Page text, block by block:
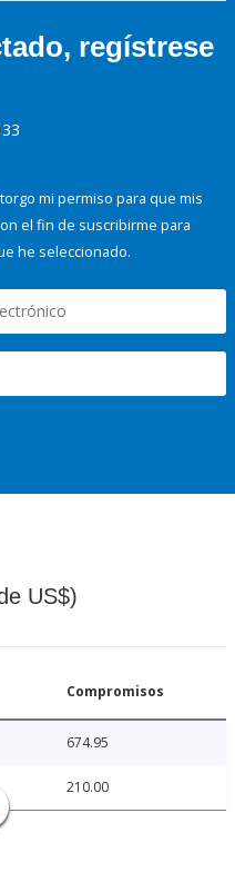
regístrese
mi permiso para que mis
el fin de suscribirme para
he seleccionado.
US$)
Compromisos
674.95
210.00